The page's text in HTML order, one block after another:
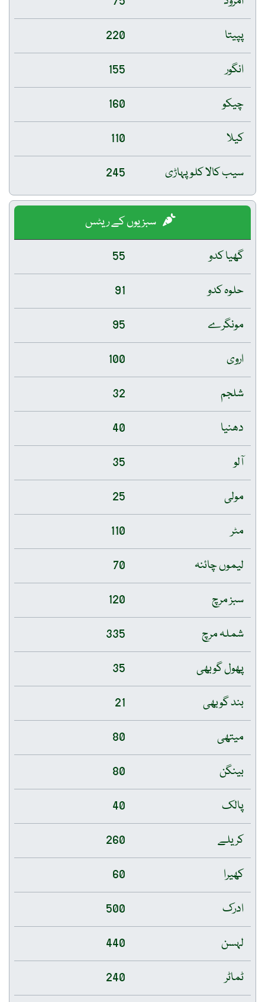
پپیتا
220
انگور
155
چیکو
160
کیلا
110
سیب کالا کلو پہاڑی
245
سبزیوں کے ریٹس
گھیا کدو
55
حلوہ کدو
91
مونگرے
95
اروی
100
شلجم
32
دھنیا
40
آلو
35
مولی
25
مٹر
110
لیموں چائنہ
70
سبز مرچ
120
شملہ مرچ
335
پھول گوبھی
35
بند گوبھی
21
میتھی
80
بینگن
80
پالک
40
کریلے
260
کھیرا
60
ادرک
500
لہسن
440
ٹماٹر
240